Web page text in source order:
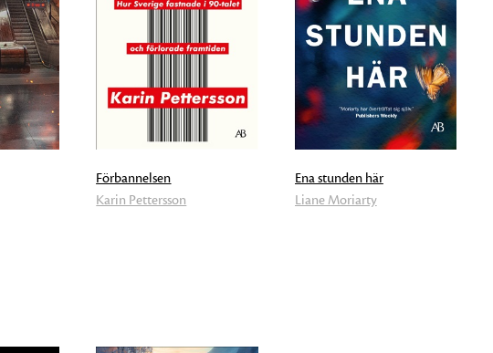
Förbannelsen
Karin Pettersson
Ena stunden här
Liane Moriarty